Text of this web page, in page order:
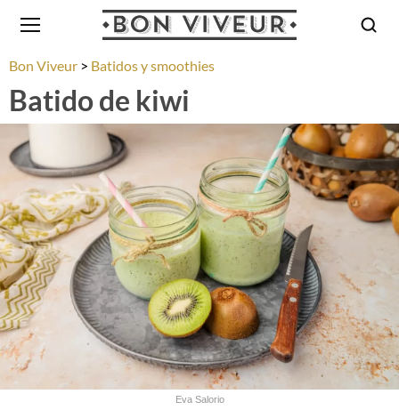
Bon Viveur Batidos y smoothies
Batido de kiwi
Eva Salorio